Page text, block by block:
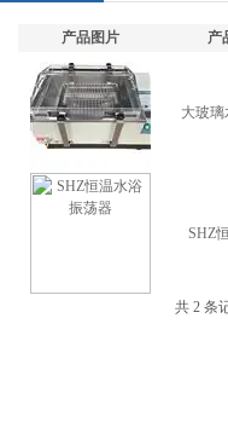
产品图片 产
大玻
SHZ
共 2 条